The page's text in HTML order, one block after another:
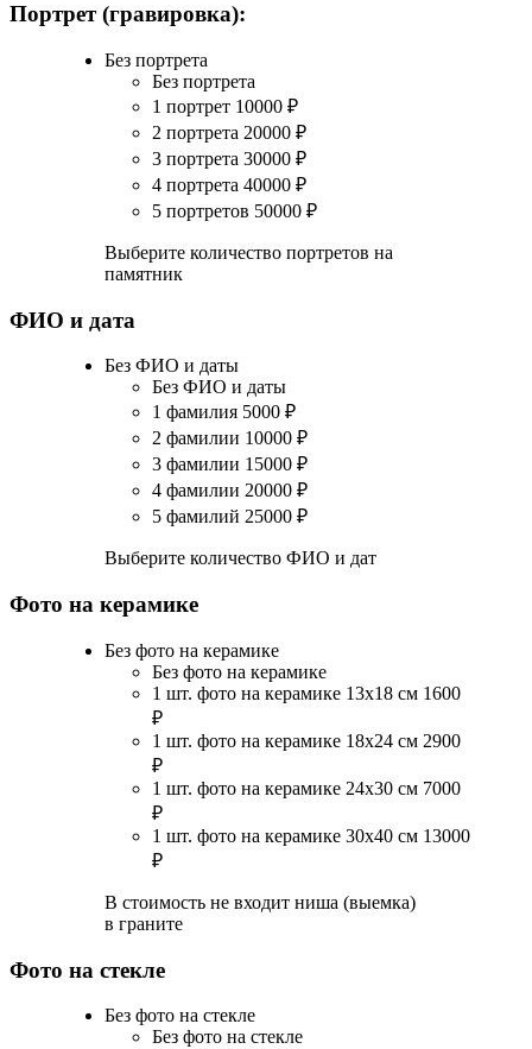
Портрет (гравировка):
Без портрета
Без портрета
1 портрет 10000 ₽
2 портрета 20000 ₽
3 портрета 30000 ₽
4 портрета 40000 ₽
5 портретов 50000 ₽
Выберите количество портретов на
памятник
ФИО и дата
Без ФИО и даты
Без ФИО и даты
1 фамилия 5000 ₽
2 фамилии 10000 ₽
3 фамилии 15000 ₽
4 фамилии 20000 ₽
5 фамилий 25000 ₽
Выберите количество ФИО и дат
Фото на керамике
Без фото на керамике
Без фото на керамике
1 шт. фото на керамике 13х18 см 1600
₽
1 шт. фото на керамике 18х24 см 2900
₽
1 шт. фото на керамике 24х30 см 7000
₽
1 шт. фото на керамике 30х40 см 13000
₽
В стоимость не входит ниша (выемка)
в граните
Фото на стекле
Без фото на стекле
Без фото на стекле